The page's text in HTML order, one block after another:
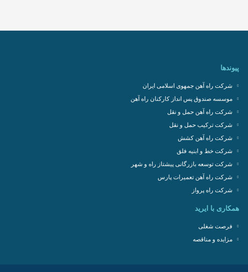
پیوندها
شرکت راه آهن جمهوی اسلامی ایران
موسسه صندوق پس انداز کارکنان راه آهن
شرکت راه آهن حمل و نقل
شرکت ترکیب حمل و نقل
شرکت راه آهن کشش
شرکت خط و ابنیه فلق
شرکت توسعه بازرگانی پیشتاز راه و شهر
شرکت راه آهن تعمیرات پارس
شرکت راه پرواز
همکاری با ایرید
فرصت شغلی
مزایده و مناقصه